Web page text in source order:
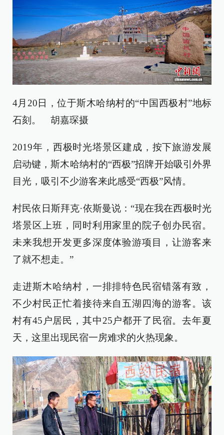
4月20日，位于斯木哈纳村的“中国西极村”地标
石刻。 胡嘉琛摄
2019年，西极时光塔景区建成，按下旅游发展
启动键，斯木哈纳村的“西极”招牌开始吸引外界
目光，吸引不少游客来此感受“西极”风情。
村民依日斯拜克·依斯曼说：“现在我在西极时光
塔景区上班，同时利用家里的院子创办民宿。
未来我想开发更多深度体验游项目，让游客来
了就不想走。”
走进斯木哈纳村，一排排特色民宿错落有致，
不少村民正忙着接待来自五湖四海的游客。该
村有45户居民，其中25户都开了民宿。去年夏
天，这里出现民宿一房难求的火热现象。